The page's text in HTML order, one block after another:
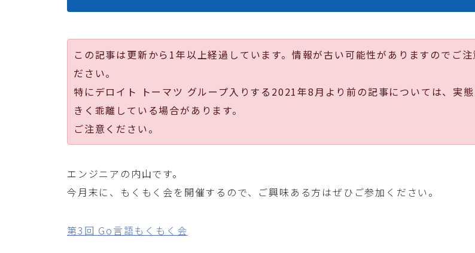
この記事は更新から1年以上経過しています。情報が古い可能性がありますのでご注
ださい。
特にデロイト トーマツ グループ入りする2021年8月より前の記事については、実
きく乖離している場合があります。
ご注意ください。
エンジニアの内山です。
今月末に、もくもく会を開催するので、ご興味ある方はぜひご参加ください。
第3回 Go言語もくもく会